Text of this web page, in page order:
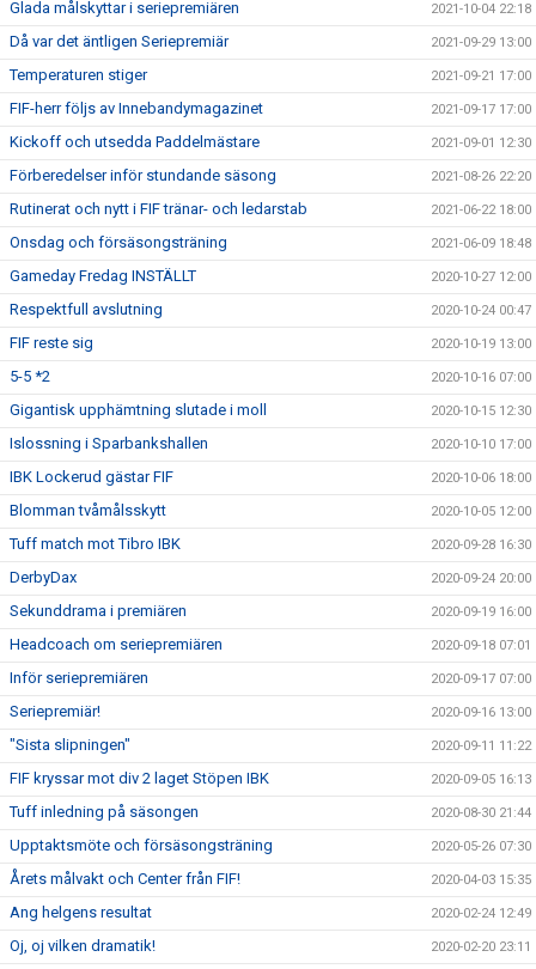
Glada målskyttar i seriepremiären 2021-10-04 22:18
Då var det äntligen Seriepremiär 2021-09-29 13:00
Temperaturen stiger 2021-09-21 17:00
FIF-herr följs av Innebandymagazinet 2021-09-17 17:00
Kickoff och utsedda Paddelmästare 2021-09-01 12:30
Förberedelser inför stundande säsong 2021-08-26 22:20
Rutinerat och nytt i FIF tränar- och ledarstab 2021-06-22 18:00
Onsdag och försäsongsträning 2021-06-09 18:48
Gameday Fredag INSTÄLLT 2020-10-27 12:00
Respektfull avslutning 2020-10-24 00:47
FIF reste sig 2020-10-19 13:00
5-5 *2 2020-10-16 07:00
Gigantisk upphämtning slutade i moll 2020-10-15 12:30
Islossning i Sparbankshallen 2020-10-10 17:00
IBK Lockerud gästar FIF 2020-10-06 18:00
Blomman tvåmålsskytt 2020-10-05 12:00
Tuff match mot Tibro IBK 2020-09-28 16:30
DerbyDax 2020-09-24 20:00
Sekunddrama i premiären 2020-09-19 16:00
Headcoach om seriepremiären 2020-09-18 07:01
Inför seriepremiären 2020-09-17 07:00
Seriepremiär! 2020-09-16 13:00
"Sista slipningen" 2020-09-11 11:22
FIF kryssar mot div 2 laget Stöpen IBK 2020-09-05 16:13
Tuff inledning på säsongen 2020-08-30 21:44
Upptaktsmöte och försäsongsträning 2020-05-26 07:30
Årets målvakt och Center från FIF! 2020-04-03 15:35
Ang helgens resultat 2020-02-24 12:49
Oj, oj vilken dramatik! 2020-02-20 23:11